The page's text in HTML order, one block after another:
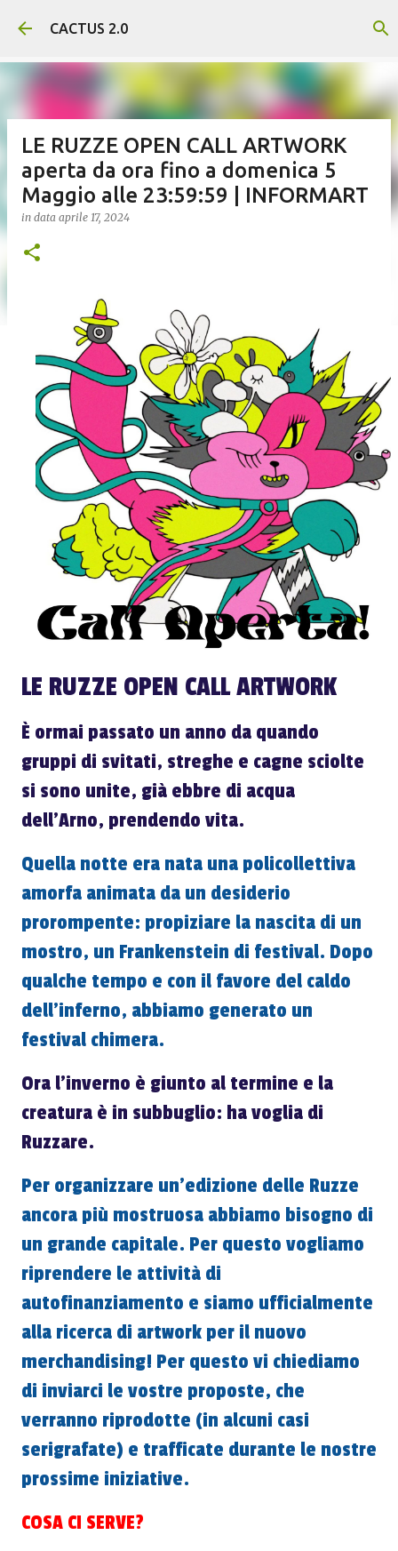
Passa ai contenuti principali
CACTUS 2.0
LE RUZZE OPEN CALL ARTWORK
aperta da ora fino a domenica 5
Maggio alle 23:59:59 | INFORMART
in data aprile 17, 2024
LE RUZZE OPEN CALL ARTWORK
È ormai passato un anno da quando
gruppi di svitati, streghe e cagne sciolte
si sono unite, già ebbre di acqua
dell'Arno, prendendo vita.
Quella notte era nata una policollettiva
amorfa animata da un desiderio
prorompente: propiziare la nascita di un
mostro, un Frankenstein di festival. Dopo
qualche tempo e con il favore del caldo
dell'inferno, abbiamo generato un
festival chimera.
Ora l'inverno è giunto al termine e la
creatura è in subbuglio: ha voglia di
Ruzzare.
Per organizzare un'edizione delle Ruzze
ancora più mostruosa abbiamo bisogno di
un grande capitale. Per questo vogliamo
riprendere le attività di
autofinanziamento e siamo ufficialmente
alla ricerca di artwork per il nuovo
merchandising! Per questo vi chiediamo
di inviarci le vostre proposte, che
verranno riprodotte (in alcuni casi
serigrafate) e trafficate durante le nostre
prossime iniziative.
COSA CI SERVE?